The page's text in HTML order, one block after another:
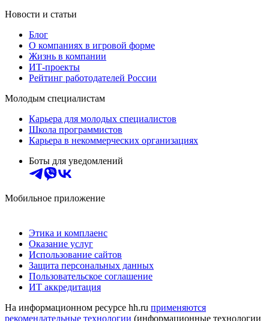
Новости и статьи
Блог
О компаниях в игровой форме
Жизнь в компании
ИТ-проекты
Рейтинг работодателей России
Молодым специалистам
Карьера для молодых специалистов
Школа программистов
Карьера в некоммерческих организациях
Боты для уведомлений
Мобильное приложение
Этика и комплаенс
Оказание услуг
Использование сайтов
Защита персональных данных
Пользовательское соглашение
ИТ аккредитация
На информационном ресурсе hh.ru применяются
рекомендательные технологии (информационные технологии